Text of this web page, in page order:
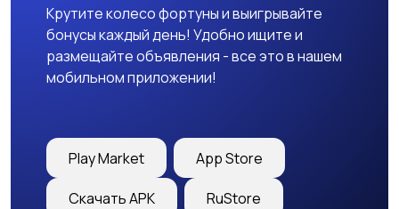
Крутите колесо фортуны и выигрывайте
бонусы каждый день! Удобно ищите и
размещайте объявления - все это в нашем
мобильном приложении!
Play Market App Store
Скачать APK RuStore